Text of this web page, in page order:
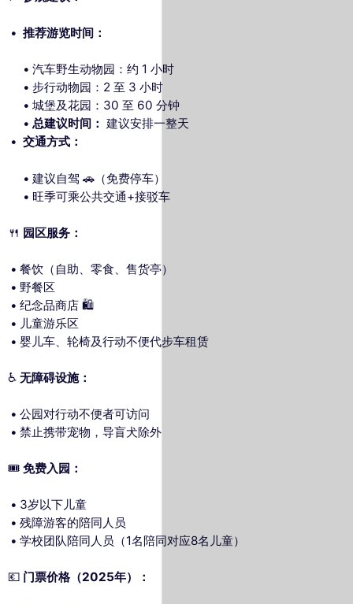
推荐游览时间：
汽车野生动物园：约 1 小时
步行动物园：2 至 3 小时
城堡及花园：30 至 60 分钟
总建议时间： 建议安排一整天
交通方式：
建议自驾 🚗（免费停车）
旺季可乘公共交通+接驳车
🍴 园区服务：
餐饮（自助、零食、售货亭）
野餐区
纪念品商店 🛍️
儿童游乐区
婴儿车、轮椅及行动不便代步车租赁
♿ 无障碍设施：
公园对行动不便者可访问
禁止携带宠物，导盲犬除外
🎟️ 免费入园：
3岁以下儿童
残障游客的陪同人员
学校团队陪同人员（1名陪同对应8名儿童）
💶 门票价格（2025年）：